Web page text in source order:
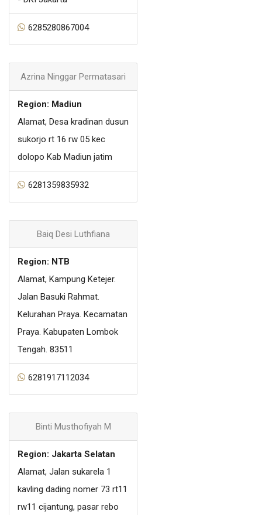
6285280867004
Azrina Ninggar Permatasari
Region: Madiun
Alamat, Desa kradinan dusun
sukorjo rt 16 rw 05 kec
dolopo Kab Madiun jatim
6281359835932
Baiq Desi Luthfiana
Region: NTB
Alamat, Kampung Ketejer.
Jalan Basuki Rahmat.
Kelurahan Praya. Kecamatan
Praya. Kabupaten Lombok
Tengah. 83511
6281917112034
Binti Musthofiyah M
Region: Jakarta Selatan
Alamat, Jalan sukarela 1
kavling dading nomer 73 rt11
rw11 cijantung, pasar rebo